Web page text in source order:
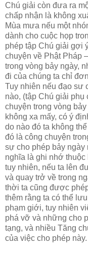
Chú giải còn đưa ra
chấp nhận là không
Mùa mưa nếu một
dành cho cuộc họp
phép tập Chú giải gợi
chuyện về Phật Pháp
trong vòng bảy ngày,
đi của chúng ta chỉ
Tuy nhiên nếu đạo sư
nào, (tập Chú giải phụ
chuyện trong vòng
không xa mấy, có ý
do nào đó ta không
đó là công chuyện
sự cho phép bảy ngày
nghĩa là ghi nhớ thuộc
tuy nhiên, nếu ta lên
và quay trở về trong
thời ta cũng được
thêm rằng ta có thể
phạm giới, tuy nhiên
phá vỡ và những cho
tạng, và nhiều Tăng
của việc cho phép này.